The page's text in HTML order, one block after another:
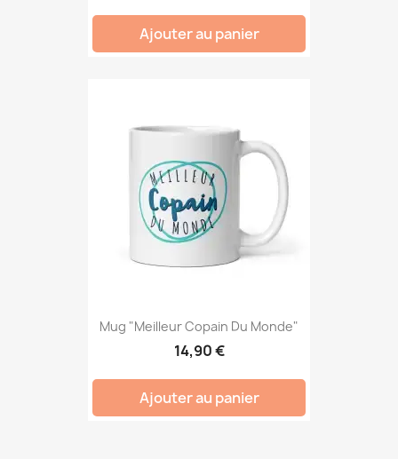
Ajouter au panier
Mug "Meilleur Copain Du Monde"
14,90 €
Ajouter au panier